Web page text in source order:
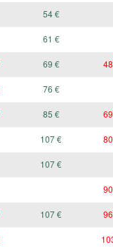
54 €
61 €
69 €
76 €
85 €
107 €
107 €
107 €